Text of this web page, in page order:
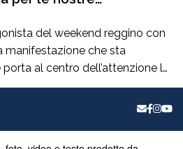
del weekend reggino con
manifestazione che sta
al centro dell’attenzione le
territorio. Un appuntamento
cultura, turismo e
locali e che raccoglie il